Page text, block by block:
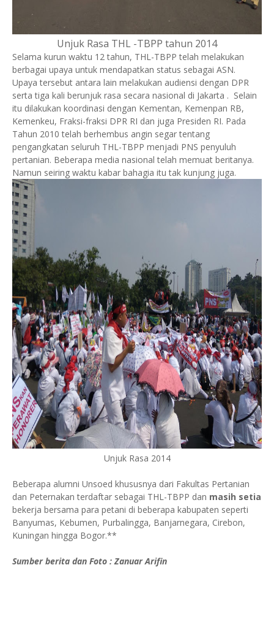
Unjuk Rasa THL -TBPP tahun 2014
Selama kurun waktu 12 tahun, THL-TBPP telah melakukan
berbagai upaya untuk mendapatkan status sebagai ASN.
Upaya tersebut antara lain melakukan audiensi dengan DPR
serta tiga kali berunjuk rasa secara nasional di Jakarta . Selain
itu dilakukan koordinasi dengan Kementan, Kemenpan RB,
Kemenkeu, Fraksi-fraksi DPR RI dan juga Presiden RI. Pada
Tahun 2010 telah berhembus angin segar tentang
pengangkatan seluruh THL-TBPP menjadi PNS penyuluh
pertanian. Beberapa media nasional telah memuat beritanya.
Namun seiring waktu kabar bahagia itu tak kunjung juga.
Unjuk Rasa 2014
Beberapa alumni Unsoed khususnya dari Fakultas Pertanian
dan Peternakan terdaftar sebagai THL-TBPP dan masih setia
bekerja bersama para petani di beberapa kabupaten seperti
Banyumas, Kebumen, Purbalingga, Banjarnegara, Cirebon,
Kuningan hingga Bogor.**
Sumber berita dan Foto : Zanuar Arifin